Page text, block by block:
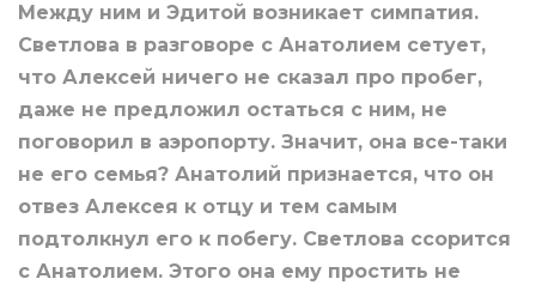
Между ним и Эдитой возникает симпатия.
Светлова в разговоре с Анатолием сетует,
что Алексей ничего не сказал про пробег,
даже не предложил остаться с ним, не
поговорил в аэропорту. Значит, она все-таки
не его семья? Анатолий признается, что он
отвез Алексея к отцу и тем самым
подтолкнул его к побегу. Светлова ссорится
с Анатолием. Этого она ему простить не